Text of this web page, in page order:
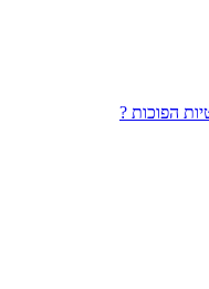
הפוכות ?